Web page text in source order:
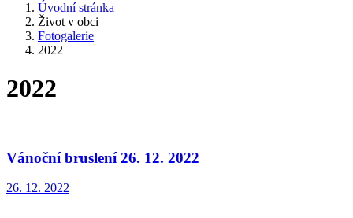
Úvodní stránka
Život v obci
Fotogalerie
2022
2022
Vánoční bruslení 26. 12. 2022
26. 12. 2022